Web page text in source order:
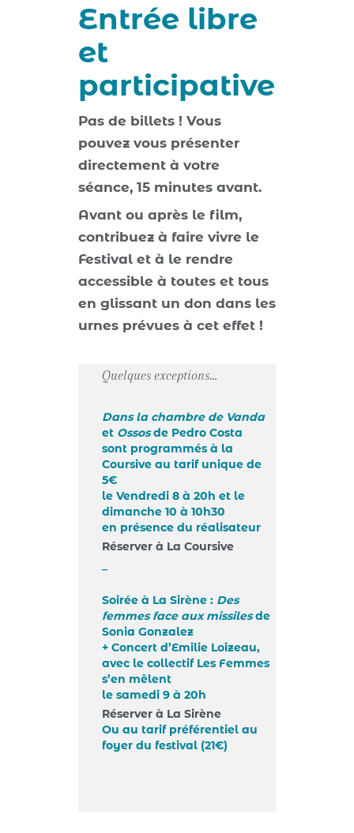
Entrée libre
et
participative
Pas de billets ! Vous
pouvez vous présenter
directement à votre
séance, 15 minutes avant.
Avant ou après le film,
contribuez à faire vivre le
Festival et à le rendre
accessible à toutes et tous
en glissant un don dans les
urnes prévues à cet effet !
Quelques exceptions…
Dans la chambre de Vanda
et Ossosde Pedro Costa
sont programmés à la
Coursive au tarif unique de
5€
le Vendredi 8 à 20h et le
dimanche 10 à 10h30
en présence du réalisateur
Réserver à La Coursive
Soirée à La Sirène : Des
femmes face aux missilesde
Sonia Gonzalez
+ Concert d’Emilie Loizeau,
avec le collectif Les Femmes
s’en mêlent
le samedi 9 à 20h
Réserver à La Sirène
Ou au tarif préférentiel au
foyer du festival (21€)